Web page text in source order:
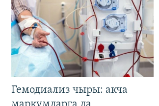
Гемодиализ чыры: акча